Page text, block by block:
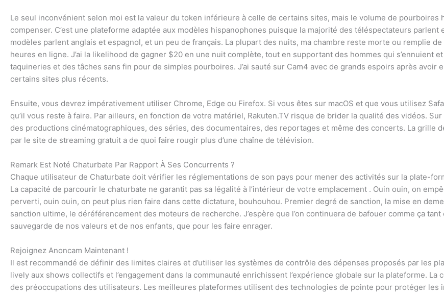
Le seul inconvénient selon moi est la valeur du token inférieure à celle de certains sites, mais le volume de pourboires
compenser. C’est une plateforme adaptée aux modèles hispanophones puisque la majorité des téléspectateurs parlent
modèles parlent anglais et espagnol, et un peu de français. La plupart des nuits, ma chambre reste morte ou remplie
heures en ligne. J’ai la likelihood de gagner $20 en une nuit complète, tout en supportant des hommes qui s’ennuient
taquineries et des tâches sans fin pour de simples pourboires. J’ai sauté sur Cam4 avec de grands espoirs après avoir
certains sites plus récents.
Ensuite, vous devrez impérativement utiliser Chrome, Edge ou Firefox. Si vous êtes sur macOS et que vous utilisez
qu’il vous reste à faire. Par ailleurs, en fonction de votre matériel, Rakuten.TV risque de brider la qualité des vidéos. Sur
des productions cinématographiques, des séries, des documentaires, des reportages et même des concerts. La grille
par le site de streaming gratuit a de quoi faire rougir plus d’une chaîne de télévision.
Remark Est Noté Chaturbate Par Rapport À Ses Concurrents ?
Chaque utilisateur de Chaturbate doit vérifier les réglementations de son pays pour mener des activités sur la plate-
La capacité de parcourir le chaturbate ne garantit pas sa légalité à l’intérieur de votre emplacement . Ouin ouin, on
perverti, ouin ouin, on peut plus rien faire dans cette dictature, bouhouhou. Premier degré de sanction, la mise en
sanction ultime, le déréférencement des moteurs de recherche. J’espère que l’on continuera de bafouer comme ça
sauvegarde de nos valeurs et de nos enfants, que pour les faire enrager.
Rejoignez Anoncam Maintenant !
Il est recommandé de définir des limites claires et d’utiliser les systèmes de contrôle des dépenses proposés par les
lively aux shows collectifs et l’engagement dans la communauté enrichissent l’expérience globale sur la plateforme.
des préoccupations des utilisateurs. Les meilleures plateformes utilisent des technologies de pointe pour protéger les